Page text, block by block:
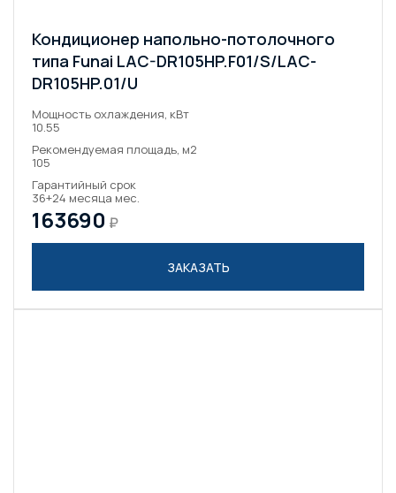
Кондиционер напольно-потолочного
типа Funai LAC-DR105HP.F01/S/LAC-
DR105HP.01/U
Мощность охлаждения, кВт
10.55
Рекомендуемая площадь, м2
105
Гарантийный срок
36+24 месяца мес.
163690 ₽
ЗАКАЗАТЬ